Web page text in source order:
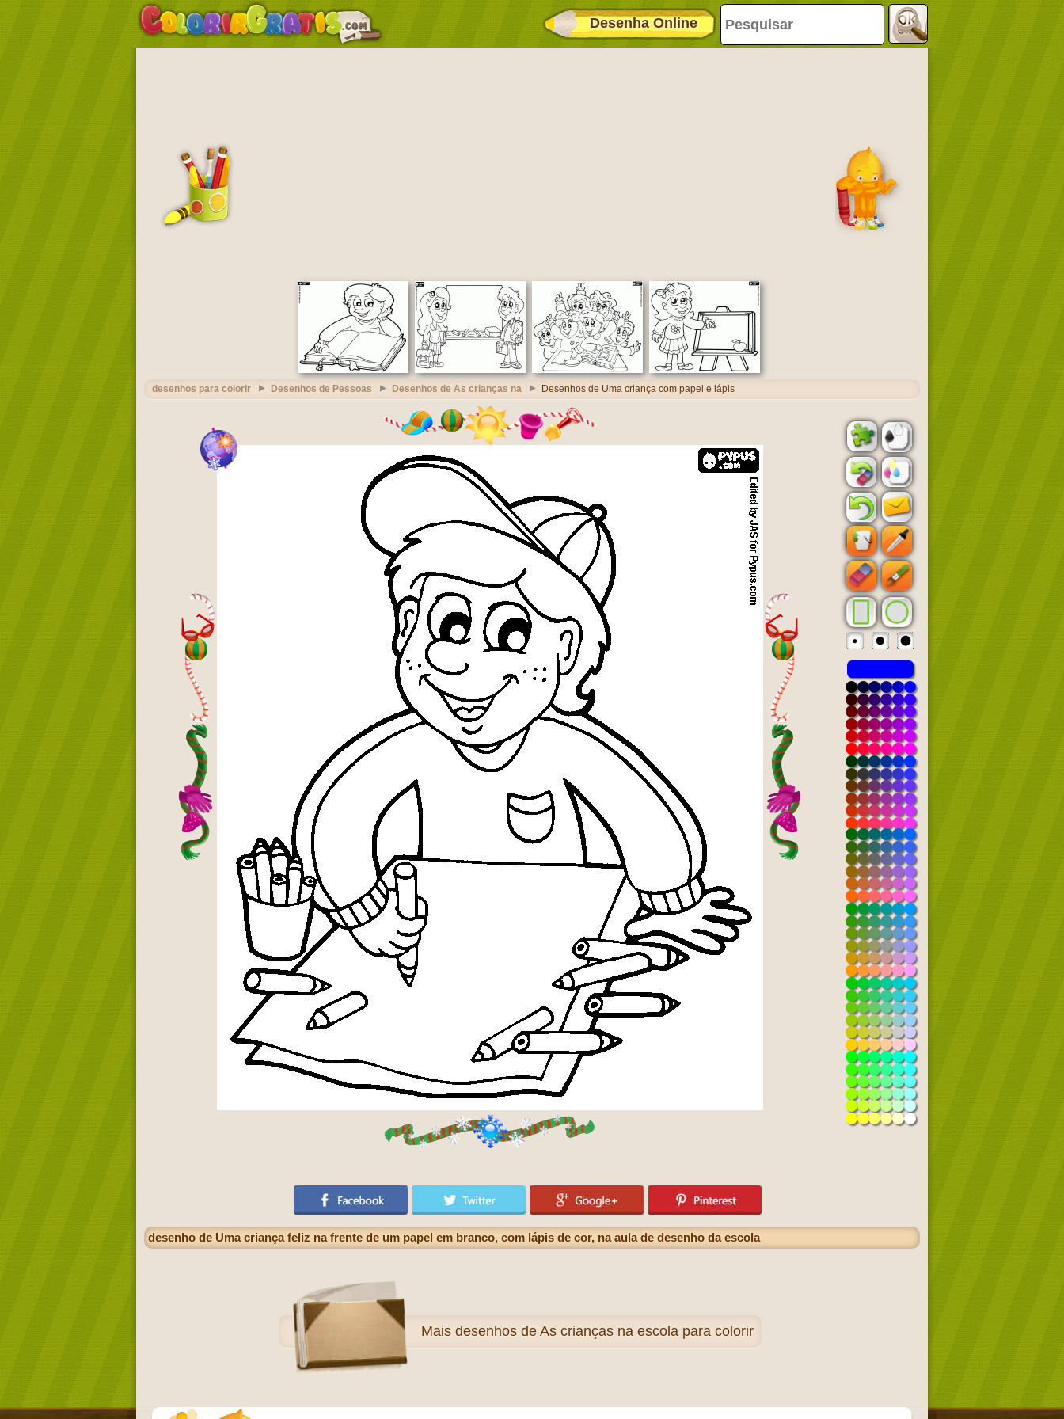
Desenha Online
desenhos para colorir Desenhos de Pessoas Desenhos de As crianças na Desenhos de Uma criança com papel e lápis
desenho de Uma criança feliz na frente de um papel em branco, com lápis de cor, na aula de desenho da escola
Mais desenhos de As crianças na escola para colorir